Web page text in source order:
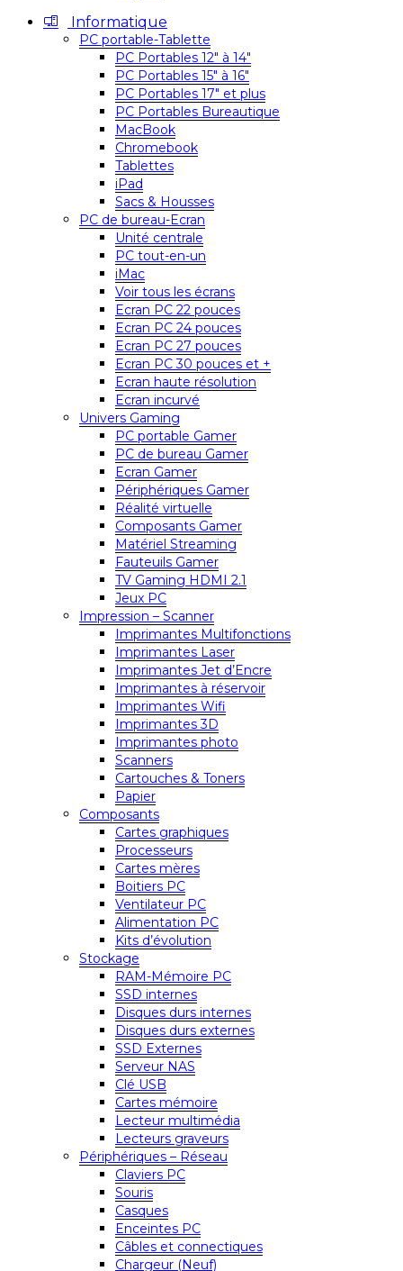
Informatique
PC portable-Tablette
PC Portables 12″ à 14″
PC Portables 15″ à 16″
PC Portables 17″ et plus
PC Portables Bureautique
MacBook
Chromebook
Tablettes
iPad
Sacs & Housses
PC de bureau-Ecran
Unité centrale
PC tout-en-un
iMac
Voir tous les écrans
Ecran PC 22 pouces
Ecran PC 24 pouces
Ecran PC 27 pouces
Ecran PC 30 pouces et +
Ecran haute résolution
Ecran incurvé
Univers Gaming
PC portable Gamer
PC de bureau Gamer
Ecran Gamer
Périphériques Gamer
Réalité virtuelle
Composants Gamer
Matériel Streaming
Fauteuils Gamer
TV Gaming HDMI 2.1
Jeux PC
Impression – Scanner
Imprimantes Multifonctions
Imprimantes Laser
Imprimantes Jet d’Encre
Imprimantes à réservoir
Imprimantes Wifi
Imprimantes 3D
Imprimantes photo
Scanners
Cartouches & Toners
Papier
Composants
Cartes graphiques
Processeurs
Cartes mères
Boitiers PC
Ventilateur PC
Alimentation PC
Kits d’évolution
Stockage
RAM-Mémoire PC
SSD internes
Disques durs internes
Disques durs externes
SSD Externes
Serveur NAS
Clé USB
Cartes mémoire
Lecteur multimédia
Lecteurs graveurs
Périphériques – Réseau
Claviers PC
Souris
Casques
Enceintes PC
Câbles et connectiques
Chargeur (Neuf)